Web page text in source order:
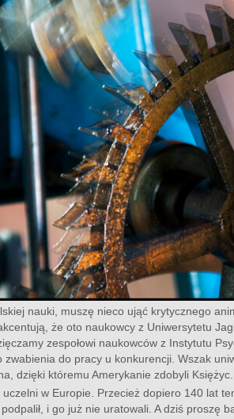
nauki, muszę nieco ująć krytycznego
że oto naukowcy z Uniwersytetu
zespołowi naukowców z Instytutu
zwabienia do pracy u konkurencji. Wszak
dzięki któremu Amerykanie zdobyli Księżyc.
w Europie. Przecież dopiero 140 lat
i go już nie uratowali. A dziś